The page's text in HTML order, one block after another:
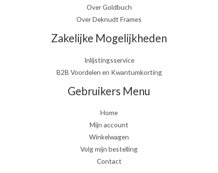
Over Goldbuch
Over Deknudt Frames
Zakelijke Mogelijkheden
Inlijstingsservice
B2B Voordelen en Kwantumkorting
Gebruikers Menu
Home
Mijn account
Winkelwagen
Volg mijn bestelling
Contact